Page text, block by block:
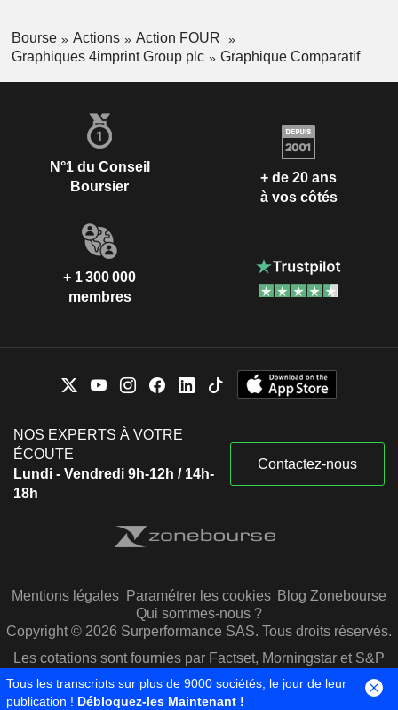
Bourse Actions
Action FOUR
Graphiques 4imprint Group plc
Graphique Comparatif
N°1 du Conseil
Boursier
+ de 20 ans
à vos côtés
+ 1 300 000
membres
NOS EXPERTS À VOTRE
ÉCOUTE
Lundi - Vendredi 9h-12h / 14h-
18h
Contactez-nous
Mentions légales Paramétrer les cookies Blog Zonebourse
Qui sommes-nous ?
Copyright © 2026 Surperformance SAS. Tous droits réservés.
Les cotations sont fournies par Factset, Morningstar et S&P
Capital IQ
Tous les transcripts sur plus de 9000 sociétés, le jour de leur
publication ! Débloquez-les Maintenant !